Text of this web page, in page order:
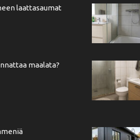
laattasaumat
maalata?